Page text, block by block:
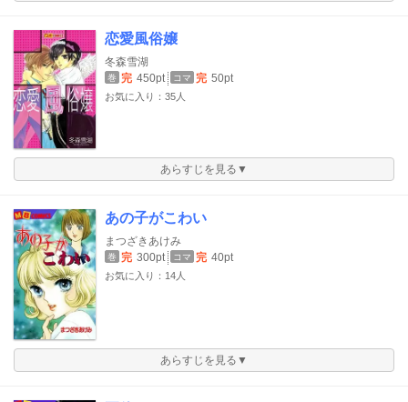
恋愛風俗嬢
冬森雪湖
巻 完 450pt コマ 完 50pt
お気に入り：35人
あらすじを見る▼
あの子がこわい
まつざきあけみ
巻 完 300pt コマ 完 40pt
お気に入り：14人
あらすじを見る▼